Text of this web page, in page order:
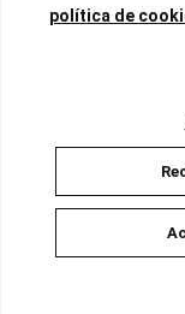
Disponible
AÑADIR A LA
política de